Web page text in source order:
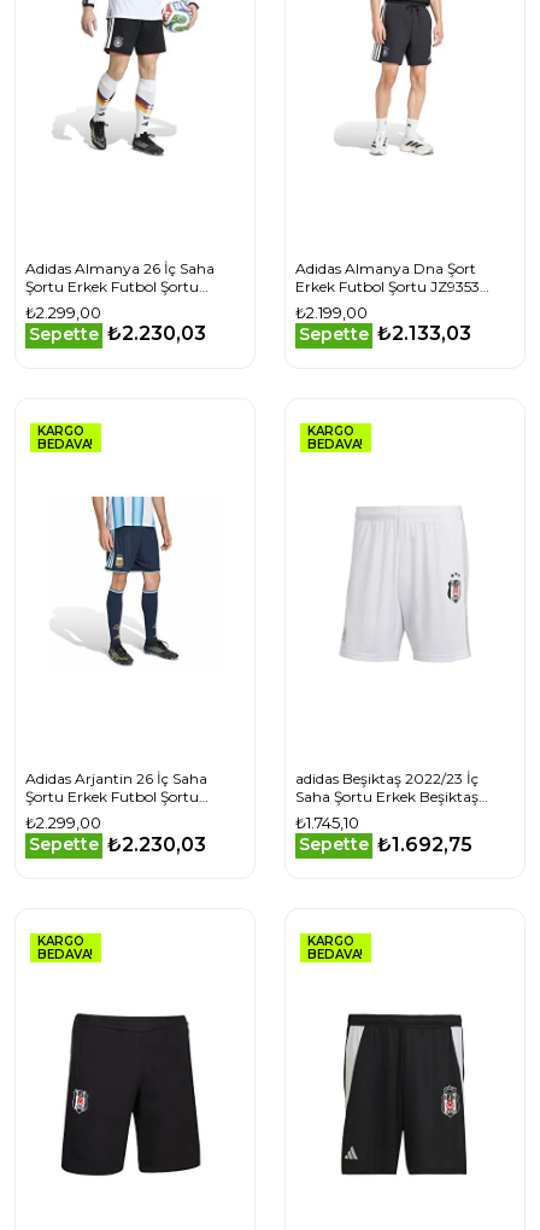
Adidas Almanya 26 İç Saha
Şortu Erkek Futbol Şortu
JN2073 Siyah
₺2.299,00
Sepette ₺2.230,03
Adidas Almanya Dna Şort
Erkek Futbol Şortu JZ9353
Siyah
₺2.199,00
Sepette ₺2.133,03
KARGO
BEDAVA!
Adidas Arjantin 26 İç Saha
Şortu Erkek Futbol Şortu
JM1325 Lacivert
₺2.299,00
Sepette ₺2.230,03
KARGO
BEDAVA!
adidas Beşiktaş 2022/23 İç
Saha Şortu Erkek Beşiktaş
2022/23 İç Saha Şortu HE6285
Beyaz
₺1.745,10
Sepette ₺1.692,75
KARGO
BEDAVA!
KARGO
BEDAVA!